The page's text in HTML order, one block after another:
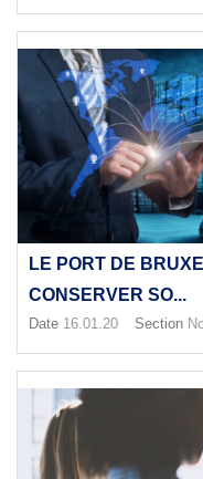
LE PORT DE
CONSERVER SO...
Date 16.01.20 Section